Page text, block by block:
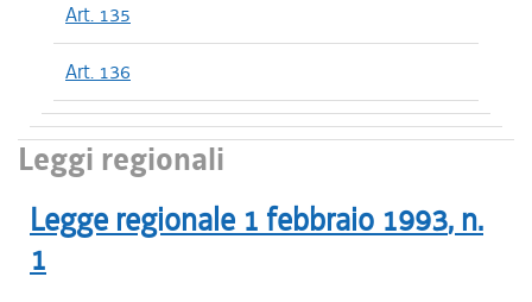
Art. 135
Art. 136
Leggi regionali
Legge regionale 1 febbraio 1993, n.
1